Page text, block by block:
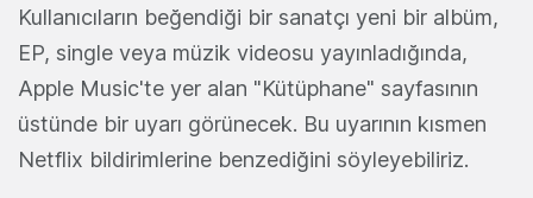
Kullanıcıların beğendiği bir sanatçı yeni bir albüm,
EP, single veya müzik videosu yayınladığında,
Apple Music'te yer alan "Kütüphane" sayfasının
üstünde bir uyarı görünecek. Bu uyarının kısmen
Netflix bildirimlerine benzediğini söyleyebiliriz.